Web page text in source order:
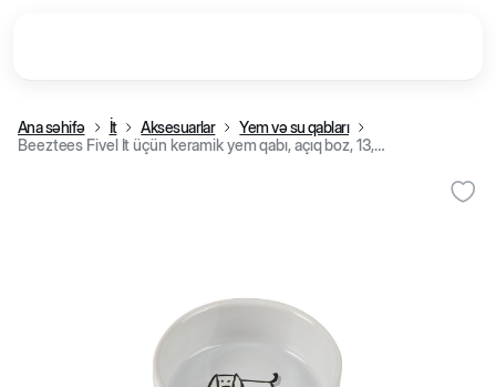
Ana səhifə İt Aksesuarlar
Yem və su qabları
Beeztees Fivel İt üçün keramik yem qabı, açıq boz, 13,5 sm